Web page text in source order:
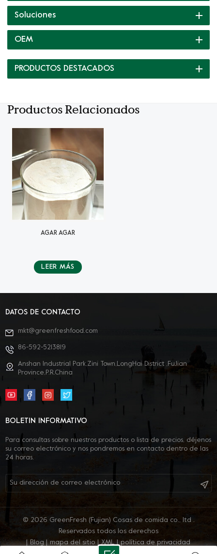
Soluciones
OEM
PRODUCTOS DESTACADOS
Productos Relacionados
AGAR AGAR
LEER MÁS
DATOS DE CONTACTO
mkt@greenfreshfood.com
86-592-5213819
Anshan Industrial Park,Zini Town,LongHai District ,FuJian
Province,P.R.China
BOLETIN INFORMATIVO
Para consultas sobre nuestros productos o lista de precios, déjenos
su correo electrónico y nos pondremos en contacto dentro de las
24 horas.
© 2026 GreenFresh (Fujian) Cosas de comida co., ltd .
Reservados todos los derechos
| Blog | mapa del sitio | XML | política de privacidad